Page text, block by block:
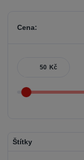
Cena:
Kč
Štítky